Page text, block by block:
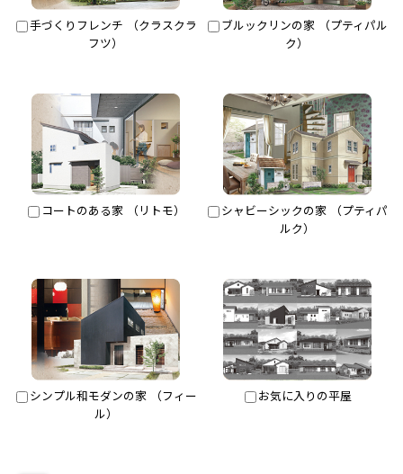
手づくりフレンチ （クラスクラ
フツ）
ブルックリンの家 （プティパル
ク）
コートのある家 （リトモ）
シャビーシックの家 （プティパ
ルク）
シンプル和モダンの家 （フィー
ル）
お気に入りの平屋